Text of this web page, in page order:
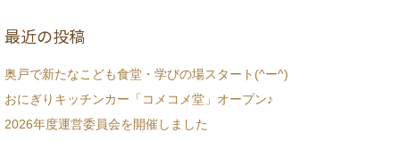
最近の投稿
奥戸で新たなこども食堂・学びの場スタート(^ー^)
おにぎりキッチンカー「コメコメ堂」オープン♪
2026年度運営委員会を開催しました